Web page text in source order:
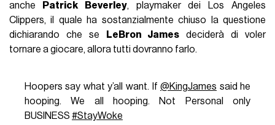
anche Patrick Beverley, playmaker dei Los Angeles
Clippers, il quale ha sostanzialmente chiuso la questione
dichiarando che se
LeBron James deciderà di voler
tornare a giocare, allora tutti dovranno farlo.
Hoopers say what y’all want. If@KingJames said he
hooping. We all hooping. Not Personal only
BUSINESS #StayWoke